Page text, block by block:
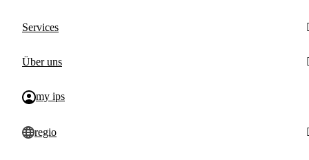
Services
Über uns
my ips
regio